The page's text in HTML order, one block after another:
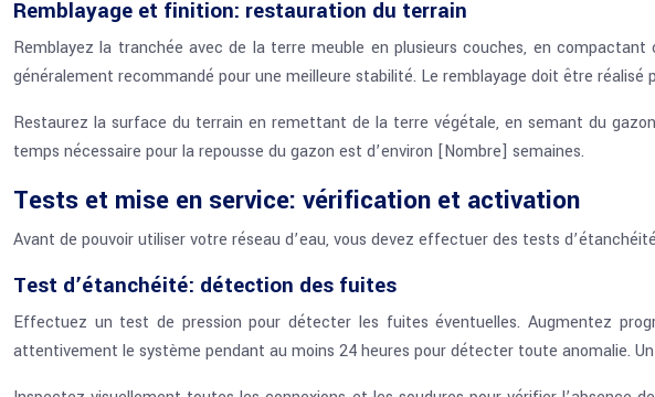
Remblayage et finition: restauration du terrain
Remblayez la tranchée avec de la terre meuble en plusieurs couches, en
généralement recommandé pour une meilleure stabilité. Le remblayage doit être
Restaurez la surface du terrain en remettant de la terre végétale, en semant du
temps nécessaire pour la repousse du gazon est d’environ [Nombre] semaines.
Tests et mise en service: vérification et activation
Avant de pouvoir utiliser votre réseau d’eau, vous devez effectuer des tests
Test d’étanchéité: détection des fuites
Effectuez un test de pression pour détecter les fuites éventuelles. Augmentez
attentivement le système pendant au moins 24 heures pour détecter toute anomalie.